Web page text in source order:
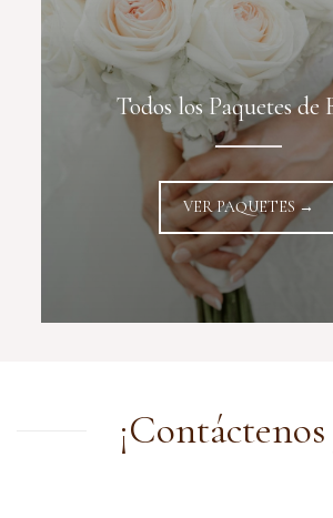
Todos los Paquetes de
VER PAQUETES →
¡Contáctenos